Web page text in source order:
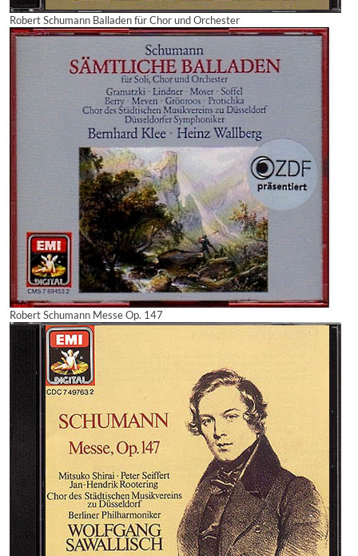
Robert Schumann Balladen für Chor und Orchester
Robert Schumann Messe Op. 147